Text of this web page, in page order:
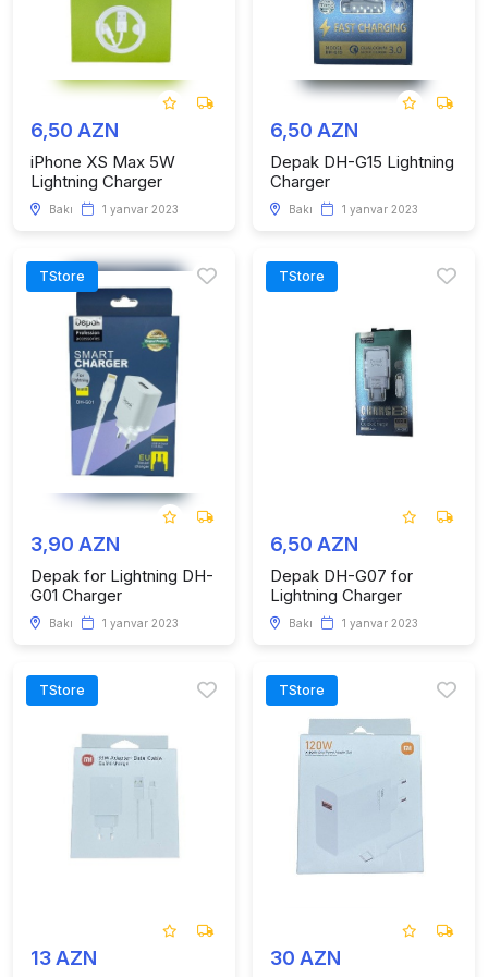
6,50 AZN
iPhone XS Max 5W
Lightning Charger
Bakı 1 yanvar 2023
6,50 AZN
Depak DH-G15 Lightning
Charger
Bakı 1 yanvar 2023
TStore
3,90 AZN
Depak for Lightning DH-
G01 Charger
Bakı 1 yanvar 2023
TStore
6,50 AZN
Depak DH-G07 for
Lightning Charger
Bakı 1 yanvar 2023
TStore
13 AZN
TStore
30 AZN